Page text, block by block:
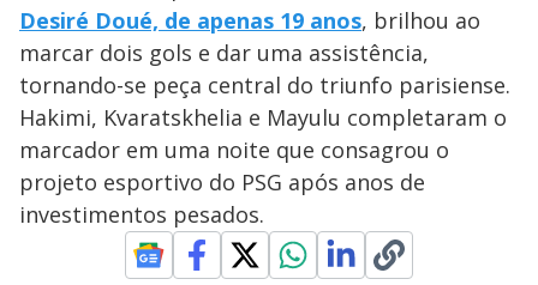
Desiré Doué, de apenas 19 anos, brilhou ao
marcar dois gols e dar uma assistência,
tornando-se peça central do triunfo parisiense.
Hakimi, Kvaratskhelia e Mayulu completaram o
marcador em uma noite que consagrou o
projeto esportivo do PSG após anos de
investimentos pesados.